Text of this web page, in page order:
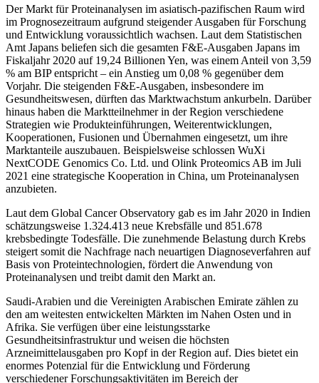
Der Markt für Proteinanalysen im asiatisch-pazifischen Raum wird
im Prognosezeitraum aufgrund steigender Ausgaben für Forschung
und Entwicklung voraussichtlich wachsen. Laut dem Statistischen
Amt Japans beliefen sich die gesamten F&E-Ausgaben Japans im
Fiskaljahr 2020 auf 19,24 Billionen Yen, was einem Anteil von 3,59
% am BIP entspricht – ein Anstieg um 0,08 % gegenüber dem
Vorjahr. Die steigenden F&E-Ausgaben, insbesondere im
Gesundheitswesen, dürften das Marktwachstum ankurbeln. Darüber
hinaus haben die Marktteilnehmer in der Region verschiedene
Strategien wie Produkteinführungen, Weiterentwicklungen,
Kooperationen, Fusionen und Übernahmen eingesetzt, um ihre
Marktanteile auszubauen. Beispielsweise schlossen WuXi
NextCODE Genomics Co. Ltd. und Olink Proteomics AB im Juli
2021 eine strategische Kooperation in China, um Proteinanalysen
anzubieten.
Laut dem Global Cancer Observatory gab es im Jahr 2020 in Indien
schätzungsweise 1.324.413 neue Krebsfälle und 851.678
krebsbedingte Todesfälle. Die zunehmende Belastung durch Krebs
steigert somit die Nachfrage nach neuartigen Diagnoseverfahren auf
Basis von Proteintechnologien, fördert die Anwendung von
Proteinanalysen und treibt damit den Markt an.
Saudi-Arabien und die Vereinigten Arabischen Emirate zählen zu
den am weitesten entwickelten Märkten im Nahen Osten und in
Afrika. Sie verfügen über eine leistungsstarke
Gesundheitsinfrastruktur und weisen die höchsten
Arzneimittelausgaben pro Kopf in der Region auf. Dies bietet ein
enormes Potenzial für die Entwicklung und Förderung
verschiedener Forschungsaktivitäten im Bereich der